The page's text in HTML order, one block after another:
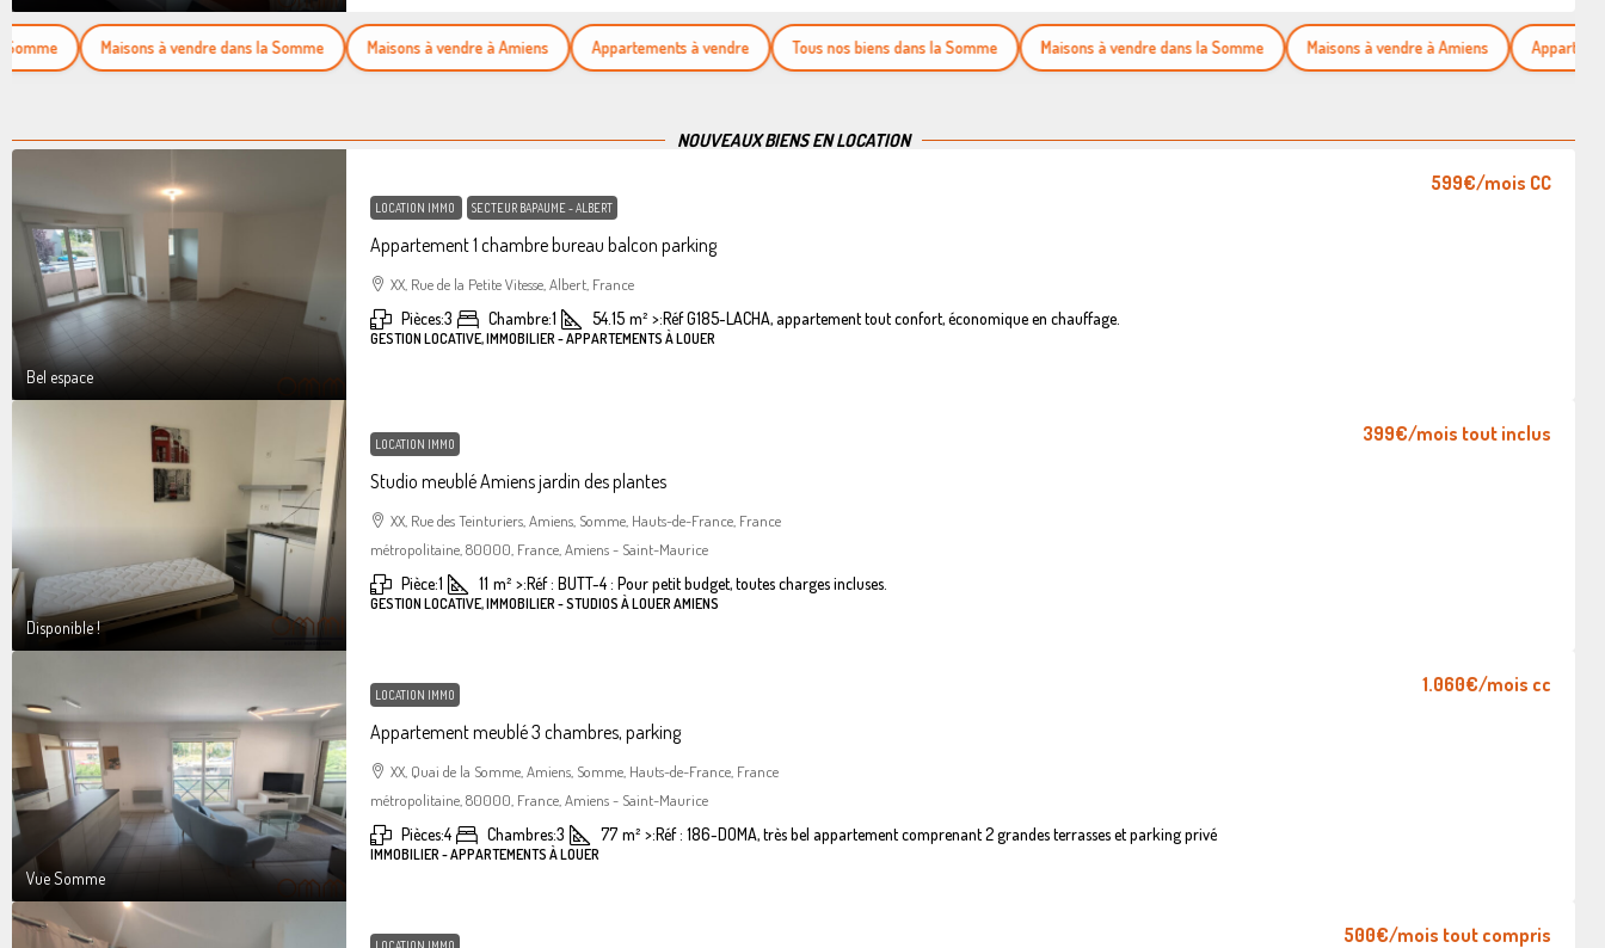
Maisons à vendre dans la Somme Maisons à vendre à Amiens Appartements à vendre Tous nos biens dans la Somme Maisons à vendre dans la Somme Maisons à vendre à Amiens Appartements
NOUVEAUX BIENS EN LOCATION
Bel espace
LOCATION IMMO SECTEUR BAPAUME - ALBERT
Appartement 1 chambre bureau balcon parking
599€/mois CC
XX, Rue de la Petite Vitesse, Albert, France
Pièces:3 Chambre:1 54.15 m² >:Réf G185-LACHA, appartement tout confort, économique en chauffage.
GESTION LOCATIVE, IMMOBILIER - APPARTEMENTS À LOUER
Disponible !
LOCATION IMMO
Studio meublé Amiens jardin des plantes
399€/mois tout inclus
XX, Rue des Teinturiers, Amiens, Somme, Hauts-de-France, France
métropolitaine, 80000, France, Amiens - Saint-Maurice
Pièce:1 11 m² >:Réf : BUTT-4 : Pour petit budget, toutes charges incluses.
GESTION LOCATIVE, IMMOBILIER - STUDIOS À LOUER AMIENS
Vue Somme
LOCATION IMMO
Appartement meublé 3 chambres, parking
1.060€/mois cc
XX, Quai de la Somme, Amiens, Somme, Hauts-de-France, France
métropolitaine, 80000, France, Amiens - Saint-Maurice
Pièces:4 Chambres:3 77 m² >:Réf : 186-DOMA, très bel appartement comprenant 2 grandes terrasses et parking privé
IMMOBILIER - APPARTEMENTS À LOUER
500€/mois tout compris